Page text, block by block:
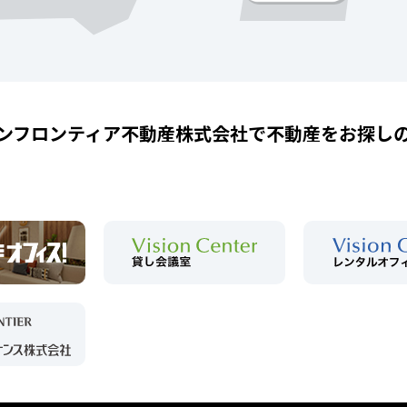
フロンティア不動産株式会社で不動産をお探し